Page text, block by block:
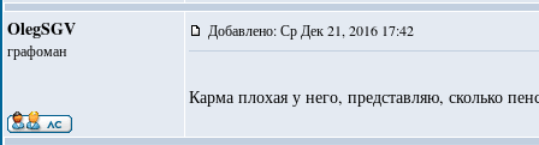
OlegSGV
графоман
Добавлено: Ср Дек 21, 2016 17:42
Карма плохая у него, представляю, сколько